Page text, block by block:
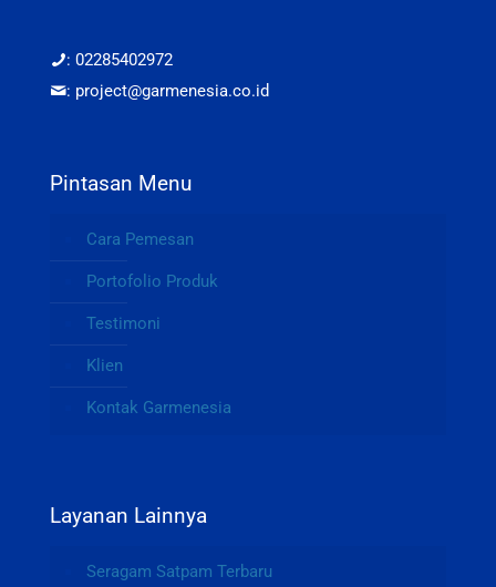
: 02285402972
: project@garmenesia.co.id
Pintasan Menu
Cara Pemesan
Portofolio Produk
Testimoni
Klien
Kontak Garmenesia
Layanan Lainnya
Seragam Satpam Terbaru